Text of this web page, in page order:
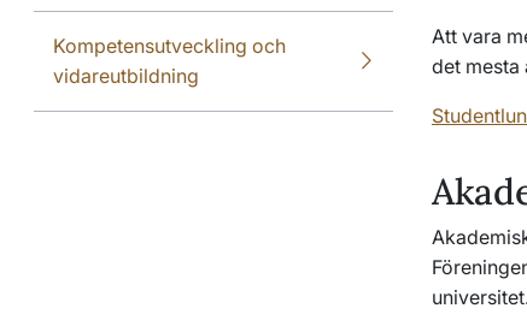
Kompetensutveckling och
vidareutbildning
Att vara
det mesta